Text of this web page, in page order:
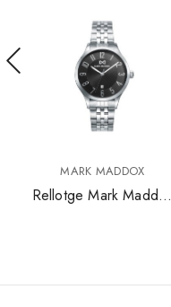
MARK MADDOX
Rellotge Mark Maddox